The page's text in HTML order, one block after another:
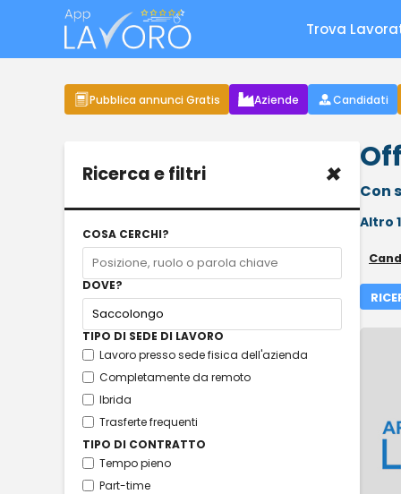
Trova
Pubblica annunci Gratis Aziende Candidati
Ricerca e filtri ×
COSA CERCHI?
DOVE?
TIPO DI SEDE DI LAVORO
Lavoro presso sede fisica dell'azienda
Completamente da remoto
Ibrida
Trasferte frequenti
TIPO DI CONTRATTO
Tempo pieno
Part-time
Con
Altro